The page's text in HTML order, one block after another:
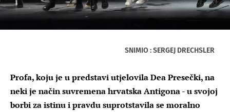
SNIMIO : SERGEJ DRECHSLER
Profa, koju je u predstavi utjelovila Dea Presečki, na
neki je način suvremena hrvatska Antigona - u svojoj
borbi za istinu i pravdu suprotstavila se moralno